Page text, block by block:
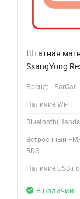
Штатная
SsangYong
Бренд: FarCar
Наличие Wi-Fi:
Встроенный
RDS:
Наличие USB
В наличии